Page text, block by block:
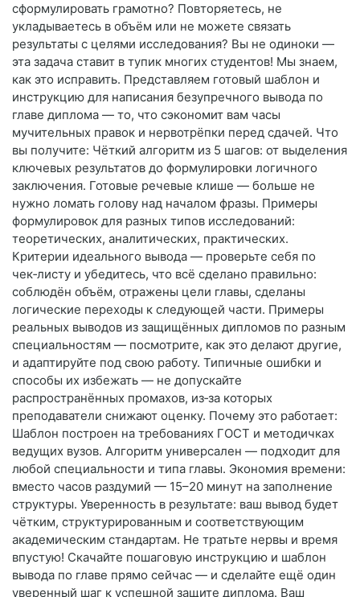
сформулировать грамотно? Повторяетесь, не
укладываетесь в объём или не можете связать
результаты с целями исследования? Вы не одиноки —
эта задача ставит в тупик многих студентов! Мы знаем,
как это исправить. Представляем готовый шаблон и
инструкцию для написания безупречного вывода по
главе диплома — то, что сэкономит вам часы
мучительных правок и нервотрёпки перед сдачей. Что
вы получите: Чёткий алгоритм из 5 шагов: от выделения
ключевых результатов до формулировки логичного
заключения. Готовые речевые клише — больше не
нужно ломать голову над началом фразы. Примеры
формулировок для разных типов исследований:
теоретических, аналитических, практических.
Критерии идеального вывода — проверьте себя по
чек‑листу и убедитесь, что всё сделано правильно:
соблюдён объём, отражены цели главы, сделаны
логические переходы к следующей части. Примеры
реальных выводов из защищённых дипломов по разным
специальностям — посмотрите, как это делают другие,
и адаптируйте под свою работу. Типичные ошибки и
способы их избежать — не допускайте
распространённых промахов, из‑за которых
преподаватели снижают оценку. Почему это работает:
Шаблон построен на требованиях ГОСТ и методичках
ведущих вузов. Алгоритм универсален — подходит для
любой специальности и типа главы. Экономия времени:
вместо часов раздумий — 15–20 минут на заполнение
структуры. Уверенность в результате: ваш вывод будет
чётким, структурированным и соответствующим
академическим стандартам. Не тратьте нервы и время
впустую! Скачайте пошаговую инструкцию и шаблон
вывода по главе прямо сейчас — и сделайте ещё один
уверенный шаг к успешной защите диплома. Ваш